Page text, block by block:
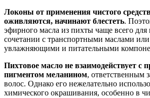
Локоны от применения чистого
оживляются, начинают блестеть.
эфирного масла из пихты чаще всего для
сочетании с транспортными маслами
увлажняющими и питательными
Пихтовое масло не взаимодействует с
пигментом меланином, ответственным
волос. Однако его нежелательно
химического окрашивания, особенно в